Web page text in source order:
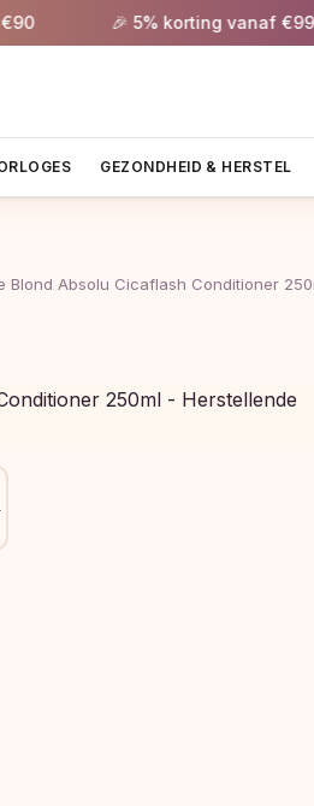
🎉 5% korting vanaf €99
GEZONDHEID & HERSTEL
Blond Absolu Cicaflash Conditioner